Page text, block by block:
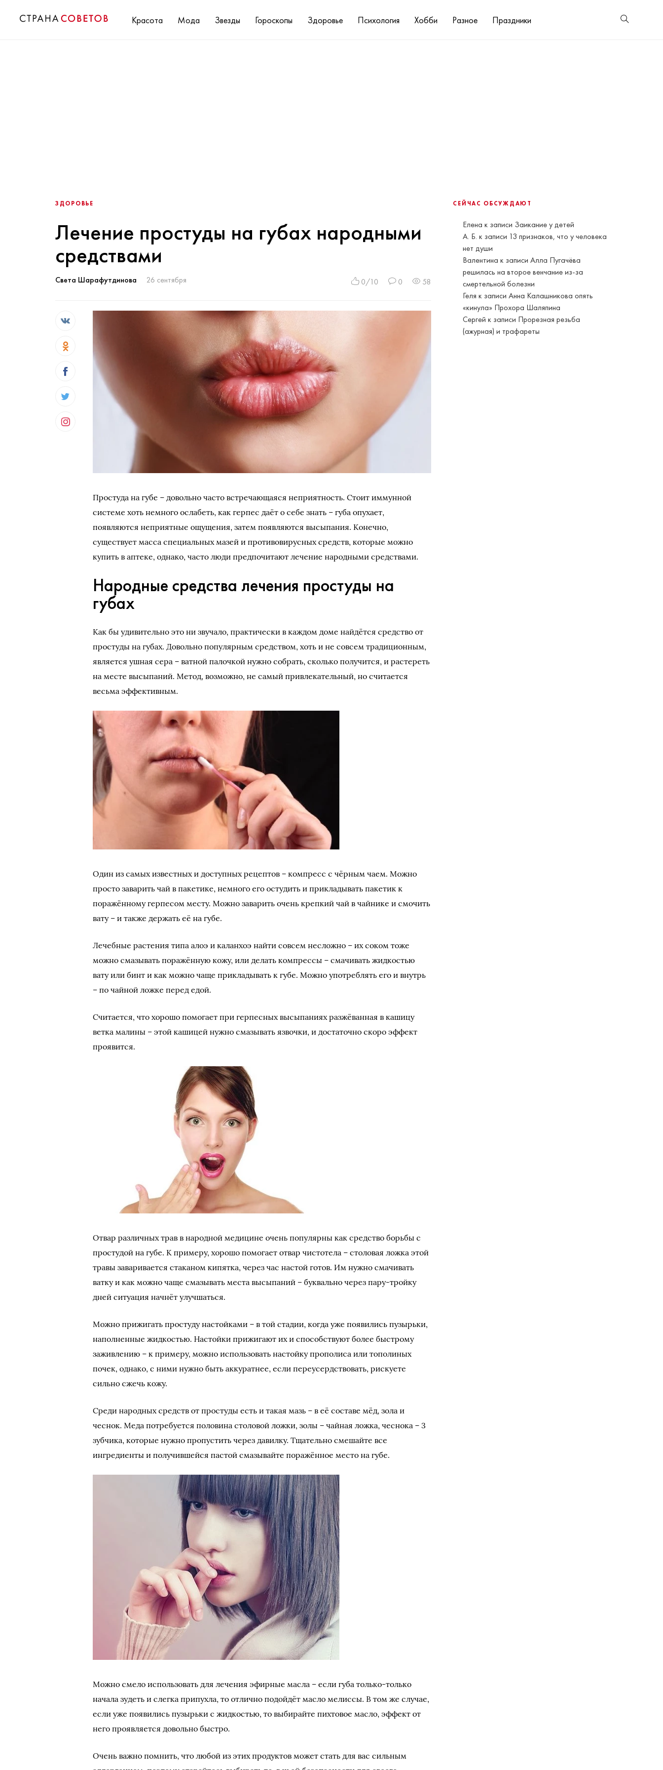
Красота Мода Звезды Гороскопы Здоровье Психология Хобби Разное Праздники
СЕЙЧАС ОБСУЖДАЮТ
Елена к записи Заикание у детей
А. Б. к записи 13 признаков, что у человека
нет души
Валентина к записиАлла Пугачёва
решилась на второе венчание из-за
смертельной болезни
Геля к записиАнна Калашникова опять
«кинула» Прохора Шаляпина
Сергей к записи Прорезная резьба
(ажурная) и трафареты
ЗДОРОВЬЕ
Лечение простуды на губах народными
средствами
Света Шарафутдинова 26 сентября 0/10 0 58
Простуда на губе – довольно часто встречающаяся неприятность. Стоит иммунной
системе хоть немного ослабеть, как герпес даёт о себе знать – губа опухает,
появляются неприятные ощущения, затем появляются высыпания. Конечно,
существует масса специальных мазей и противовирусных средств, которые можно
купить в аптеке, однако, часто люди предпочитают лечение народными средствами.
Народные средства лечения простуды на
губах
Как бы удивительно это ни звучало, практически в каждом доме найдётся средство от
простуды на губах. Довольно популярным средством, хоть и не совсем традиционным,
является ушная сера – ватной палочкой нужно собрать, сколько получится, и растереть
на месте высыпаний. Метод, возможно, не самый привлекательный, но считается
весьма эффективным.
Один из самых известных и доступных рецептов – компресс с чёрным чаем. Можно
просто заварить чай в пакетике, немного его остудить и прикладывать пакетик к
поражённому герпесом месту. Можно заварить очень крепкий чай в чайнике и смочить
вату – и также держать её на губе.
Лечебные растения типа алоэ и каланхоэ найти совсем несложно – их соком тоже
можно смазывать поражённую кожу, или делать компрессы – смачивать жидкостью
вату или бинт и как можно чаще прикладывать к губе. Можно употреблять его и внутрь
– по чайной ложке перед едой.
Считается, что хорошо помогает при герпесных высыпаниях разжёванная в кашицу
ветка малины – этой кашицей нужно смазывать язвочки, и достаточно скоро эффект
проявится.
Отвар различных трав в народной медицине очень популярны как средство борьбы с
простудой на губе. К примеру, хорошо помогает отвар чистотела – столовая ложка этой
травы заваривается стаканом кипятка, через час настой готов. Им нужно смачивать
ватку и как можно чаще смазывать места высыпаний – буквально через пару-тройку
дней ситуация начнёт улучшаться.
Можно прижигать простуду настойками – в той стадии, когда уже появились пузырьки,
наполненные жидкостью. Настойки прижигают их и способствуют более быстрому
заживлению – к примеру, можно использовать настойку прополиса или тополиных
почек, однако, с ними нужно быть аккуратнее, если переусердствовать, рискуете
сильно сжечь кожу.
Среди народных средств от простуды есть и такая мазь – в её составе мёд, зола и
чеснок. Меда потребуется половина столовой ложки, золы – чайная ложка, чеснока – 3
зубчика, которые нужно пропустить через давилку. Тщательно смешайте все
ингредиенты и получившейся пастой смазывайте поражённое место на губе.
Можно смело использовать для лечения эфирные масла – если губа только-только
начала зудеть и слегка припухла, то отлично подойдёт масло мелиссы. В том же случае,
если уже появились пузырьки с жидкостью, то выбирайте пихтовое масло, эффект от
него проявляется довольно быстро.
Очень важно помнить, что любой из этих продуктов может стать для вас сильным